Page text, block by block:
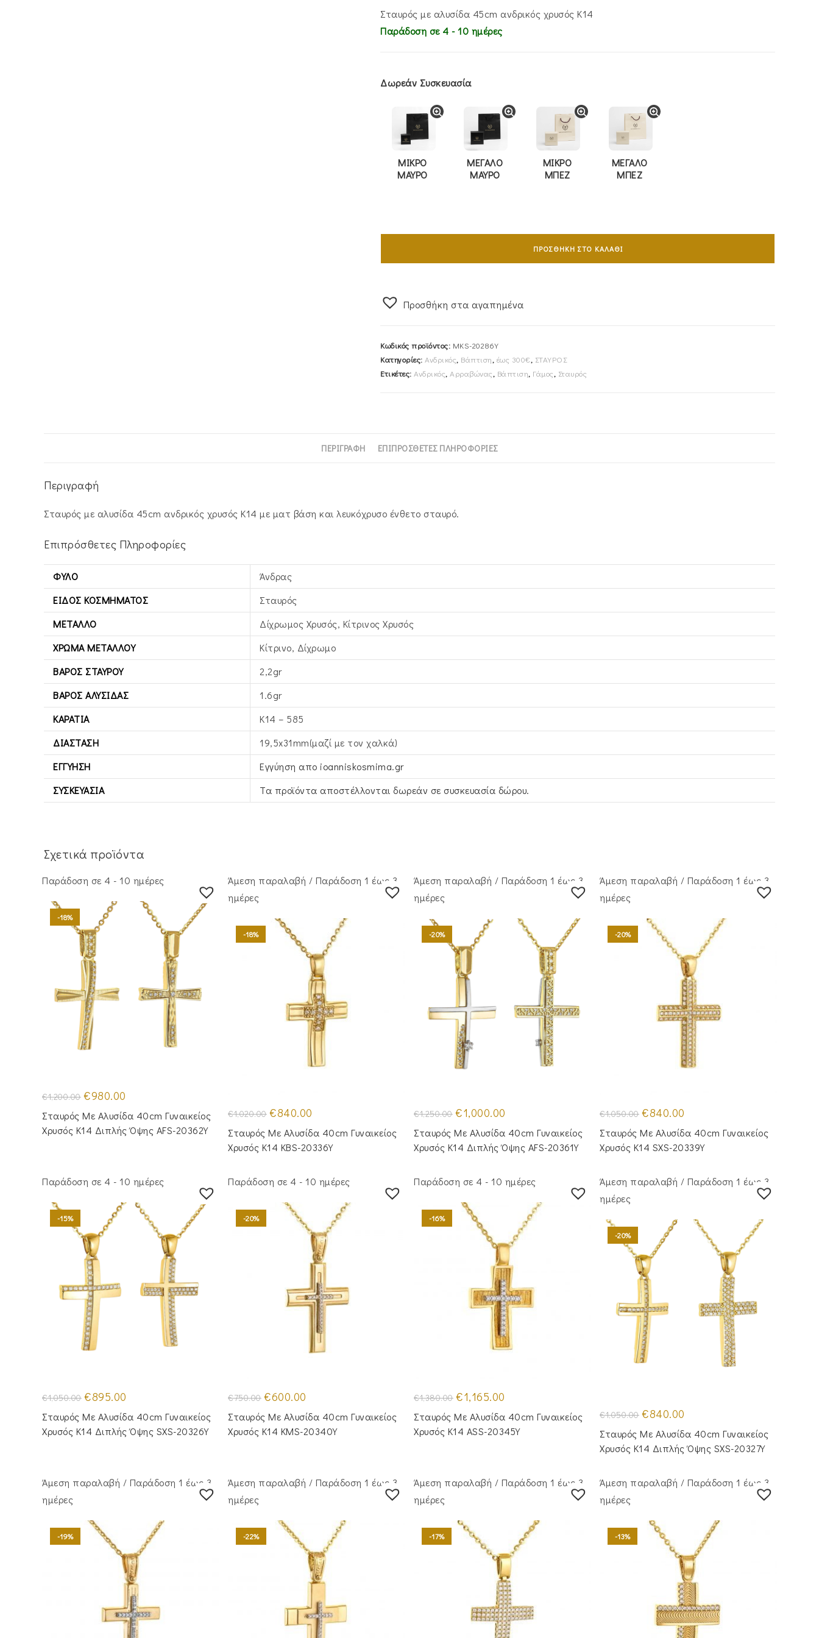
€790.00.
Σταυρός με αλυσίδα 45cm ανδρικός χρυσός Κ14
Παράδοση σε 4 - 10 ημέρες
Δωρεάν Συσκευασία
ΜΙΚΡΟ
ΜΑΥΡΟ
ΜΕΓΑΛΟ
ΜΑΥΡΟ
ΜΙΚΡΟ
ΜΠΕΖ
ΜΕΓΑΛΟ
ΜΠΕΖ
Σταυρός
Aλυσίδα
Χρυσός
20286Y
ποσότητα
ΠΡΟΣΘΉΚΗ ΣΤΟ ΚΑΛΆΘΙ
Προσθήκη στα αγαπημένα
Κωδικός προϊόντος: MKS-20286Y
Κατηγορίες: Ανδρικός, Βάπτιση, έως 300€, ΣΤΑΥΡΟΣ
Ετικέτες: Ανδρικός, Αρραβώνας, Βάπτιση, Γάμος, Σταυρός
ΠΕΡΙΓΡΑΦΉ ΕΠΙΠΡΌΣΘΕΤΕΣ ΠΛΗΡΟΦΟΡΊΕΣ
Περιγραφή
Σταυρός με αλυσίδα 45cm ανδρικός χρυσός Κ14 με ματ βάση και λευκόχρυσο ένθετο σταυρό.
Επιπρόσθετες Πληροφορίες
ΦΎΛΟ
Άνδρας
ΕΊΔΟΣ ΚΟΣΜΉΜΑΤΟΣ
Σταυρός
ΜΈΤΑΛΛΟ
Δίχρωμος Χρυσός, Κίτρινος Xρυσός
ΧΡΏΜΑ ΜΕΤΆΛΛΟΥ
Κίτρινο, Δίχρωμο
ΒΆΡΟΣ ΣΤΑΥΡΟΎ
2,2gr
ΒΆΡΟΣ ΑΛΥΣΊΔΑΣ
1.6gr
ΚΑΡΆΤΙΑ
Κ14 – 585
ΔΙΆΣΤΑΣΗ
19,5x31mm(μαζί με τον χαλκά)
ΕΓΓΎΗΣΗ
Εγγύηση απο ioanniskosmima.gr
ΣΥΣΚΕΥΑΣΊΑ
Τα προϊόντα αποστέλλονται δωρεάν σε συσκευασία δώρου.
Σχετικά προϊόντα
Παράδοση σε 4 - 10 ημέρες
-18%
€1,200.00 Original
price
was:
€1,200.00.
€980.00
τιμή
είναι:
€980.00.
Σταυρός Mε Aλυσίδα 40cm Γυναικείος
Χρυσός Κ14 Διπλής Όψης AFS-20362Y
Άμεση παραλαβή / Παράδoση 1 έως 3
ημέρες
-18%
€1,020.00 Original
price
was:
€1,020.00.
€840.00
τιμή
είναι:
€840.00.
Σταυρός Mε Aλυσίδα 40cm Γυναικείος
Χρυσός Κ14 KBS-20336Y
Άμεση παραλαβή / Παράδoση 1 έως 3
ημέρες
-20%
€1,250.00 Original
price
was:
€1,250.00.
€1,000.00
τιμή
είναι:
€1,000.00.
Σταυρός Με Αλυσίδα 40cm Γυναικείος
Χρυσός Κ14 Διπλής Όψης AFS-20361Y
Άμεση παραλαβή / Παράδoση 1 έως 3
ημέρες
-20%
€1,050.00 Original
price
was:
€1,050.00.
€840.00
τιμή
είναι:
€840.00.
Σταυρός Με Αλυσίδα 40cm Γυναικείος
Χρυσός Κ14 SXS-20339Y
Παράδοση σε 4 - 10 ημέρες
-15%
€1,050.00 Original
price
was:
€1,050.00.
€895.00
τιμή
είναι:
€895.00.
Σταυρός Με Αλυσίδα 40cm Γυναικείος
Χρυσός Κ14 Διπλής Όψης SXS-20326Y
Παράδοση σε 4 - 10 ημέρες
-20%
€750.00 Original
price
was:
€750.00.
€600.00
τιμή
είναι:
€600.00.
Σταυρός Με Αλυσίδα 40cm Γυναικείος
Χρυσός Κ14 KMS-20340Y
Παράδοση σε 4 - 10 ημέρες
-16%
€1,380.00 Original
price
was:
€1,380.00.
€1,165.00
τιμή
είναι:
€1,165.00.
Σταυρός Mε Aλυσίδα 40cm Γυναικείος
Χρυσός Κ14 ASS-20345Y
Άμεση παραλαβή / Παράδoση 1 έως 3
ημέρες
-20%
€1,050.00 Original
price
was:
€1,050.00.
€840.00
τιμή
είναι:
€840.00.
Σταυρός Με Αλυσίδα 40cm Γυναικείος
Χρυσός Κ14 Διπλής Όψης SXS-20327Y
Άμεση παραλαβή / Παράδoση 1 έως 3
ημέρες
-19%
Άμεση παραλαβή / Παράδoση 1 έως 3
ημέρες
-22%
Άμεση παραλαβή / Παράδoση 1 έως 3
ημέρες
-17%
Άμεση παραλαβή / Παράδoση 1 έως 3
ημέρες
-13%